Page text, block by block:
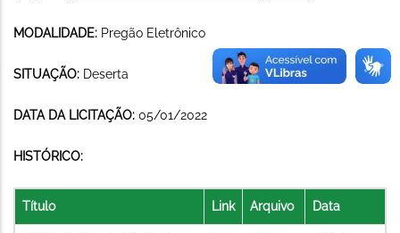
MODALIDADE: Pregão Eletrônico
SITUAÇÃO: Deserta
DATA DA LICITAÇÃO: 05/01/2022
HISTÓRICO:
Título Link Arquivo Data